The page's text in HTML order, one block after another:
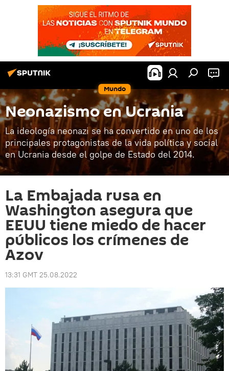
Mundo
Neonazismo en Ucrania
La ideología neonazi se ha convertido en uno de los
principales protagonistas de la vida política y social
en Ucrania desde el golpe de Estado del 2014.
La Embajada rusa en
Washington asegura que
EEUU tiene miedo de hacer
públicos los crímenes de
Azov
13:31 GMT 25.08.2022